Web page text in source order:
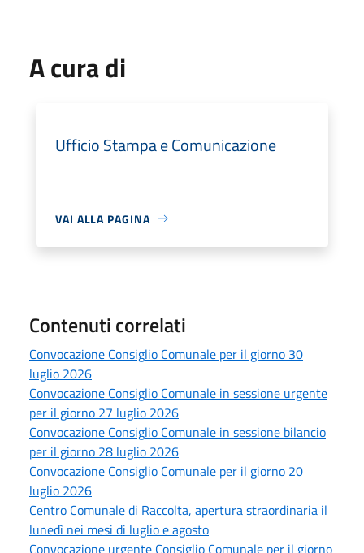
A cura di
Ufficio Stampa e Comunicazione
VAI ALLA PAGINA
Contenuti correlati
Convocazione Consiglio Comunale per il giorno 30
luglio 2026
Convocazione Consiglio Comunale in sessione urgente
per il giorno 27 luglio 2026
Convocazione Consiglio Comunale in sessione bilancio
per il giorno 28 luglio 2026
Convocazione Consiglio Comunale per il giorno 20
luglio 2026
Centro Comunale di Raccolta, apertura straordinaria il
lunedì nei mesi di luglio e agosto
Convocazione urgente Consiglio Comunale per il giorno